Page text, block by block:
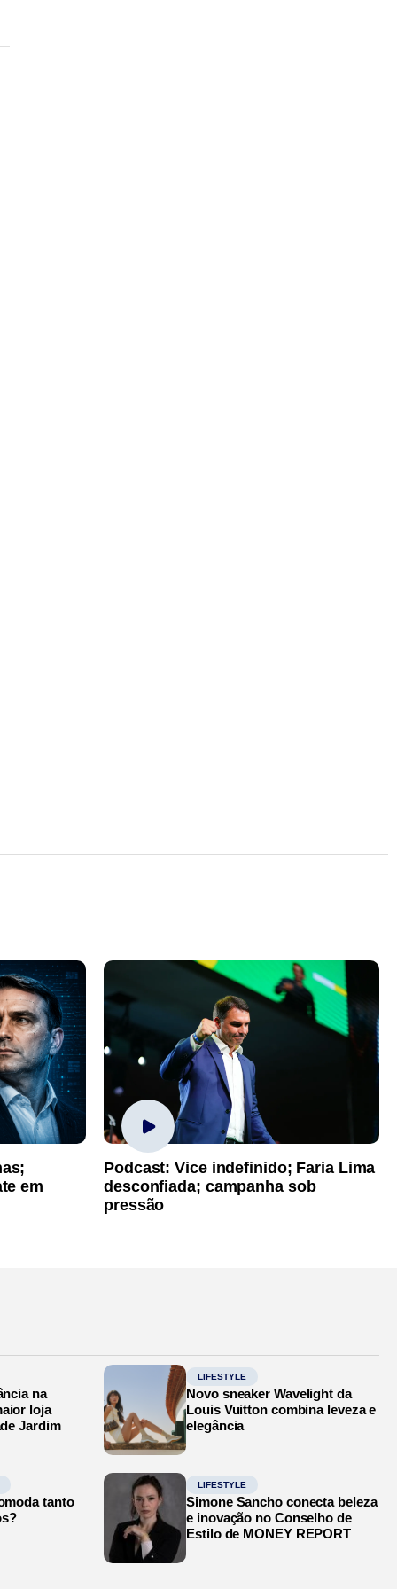
em
Podcast: Vice indefinido; Faria Lima
desconfiada; campanha sob
pressão
na
loja
Jardim
LIFESTYLE
Novo sneaker Wavelight da
Louis Vuitton combina leveza e
elegância
tanto
LIFESTYLE
Simone Sancho conecta beleza
e inovação no Conselho de
Estilo de MONEY REPORT